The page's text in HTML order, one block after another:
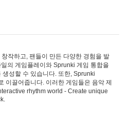
작하고, 팬들이 만든 다양한 경험을 발
의 게임플레이와 Sprunki 게임 통합을
성할 수 있습니다. 또한, Sprunki
이끌어줍니다. 이러한 게임들은 음악 제
rhythm world - Create unique